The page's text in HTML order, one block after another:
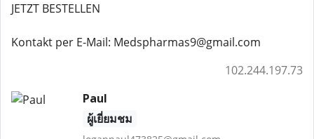
JETZT BESTELLEN
Kontakt per E-Mail: Medspharmas9@gmail.com
102.244.197.73
Paul
ผู้เยี่ยมชม